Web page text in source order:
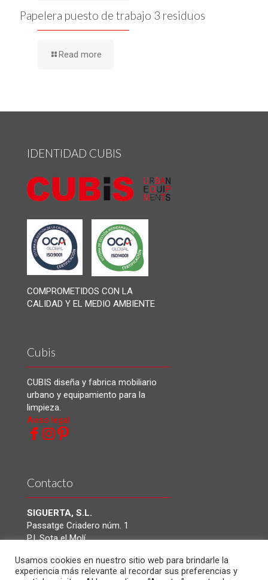
Papelera puesto de trabajo 3 residuos
Read more
IDENTIDAD CUBIS
COMPROMETIDOS CON LA
CALIDAD Y EL MEDIO AMBIENTE
Cubis
CUBIS diseña y fabrica mobiliario
urbano y equipamiento para la
limpieza.
Aviso legal
Contacto
SIGUERTA, S.L.
Passatge Criadero núm. 1
P.I. Sota el Molí
(España)
Tel.: +(34) 93 464 32 37
Usamos cookies en nuestro sitio web para brindarle la
experiencia más relevante al recordar sus preferencias y